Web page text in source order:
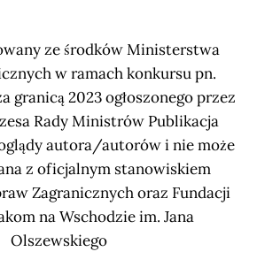
ze środków Ministerstwa
w ramach konkursu pn.
granicą 2023 ogłoszonego przez
Rady Ministrów Publikacja
autora/autorów i nie może
z oficjalnym stanowiskiem
Zagranicznych oraz Fundacji
na Wschodzie im. Jana
Olszewskiego